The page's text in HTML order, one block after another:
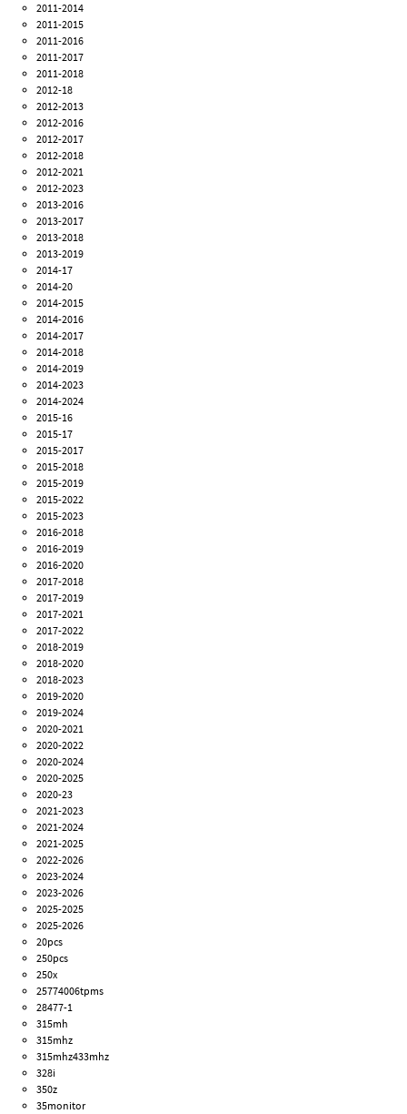
2011-2014
2011-2015
2011-2016
2011-2017
2011-2018
2012-18
2012-2013
2012-2016
2012-2017
2012-2018
2012-2021
2012-2023
2013-2016
2013-2017
2013-2018
2013-2019
2014-17
2014-20
2014-2015
2014-2016
2014-2017
2014-2018
2014-2019
2014-2023
2014-2024
2015-16
2015-17
2015-2017
2015-2018
2015-2019
2015-2022
2015-2023
2016-2018
2016-2019
2016-2020
2017-2018
2017-2019
2017-2021
2017-2022
2018-2019
2018-2020
2018-2023
2019-2020
2019-2024
2020-2021
2020-2022
2020-2024
2020-2025
2020-23
2021-2023
2021-2024
2021-2025
2022-2026
2023-2024
2023-2026
2025-2025
2025-2026
20pcs
250pcs
250x
25774006tpms
28477-1
315mh
315mhz
315mhz433mhz
328i
350z
35monitor